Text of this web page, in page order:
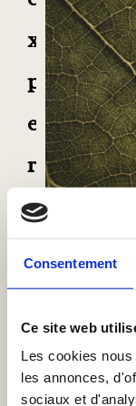
Consentement
Ce site web
Les cookies
les annonces,
sociaux et
x
p
e
r
t
i
s
e
e